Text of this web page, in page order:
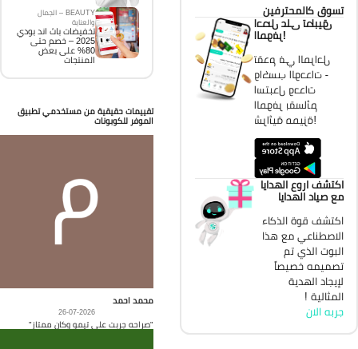
تسوق كالمحترفين
احصل على تطبيق
الموفر!
تقدم في المراحل
واكسب الوحدات -
استبدل وحدات
الموفر بقسائم
شرائية مميزة!
اكتشف اروع الهدايا
مع صياد الهدايا
اكتشف قوة الذكاء
الاصطناعي مع هذا
البوت الذي تم
تصميمه خصيصاً
لإيجاد الهدية
المثالية !
جربه الان
BEAUTY – الجمال
والعناية
تخفيضات باث اند بودي
2025 – خصم حتى
80% على بعض
المنتجات
تقييمات حقيقية من مستخدمي تطبيق
الموفر للكوبونات
محمد احمد
26-07-2026
"صراحه جربت على تيمو وكان ممتاز"